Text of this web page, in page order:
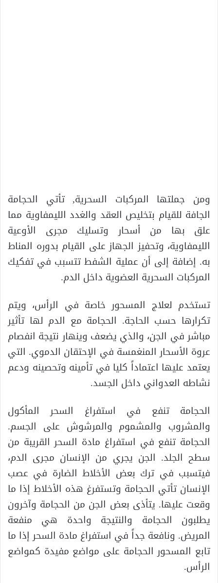
ومن جملتها المركبات السحرية, تأتي الحجامة
الجافة للقيام بتخليص العقد والغدد الليمفاوية مما
علق بها من أسحار وتسليك مجرى الأوعية
الليمفاوية، وتحفيز الجهاز على القيام بدوره المناط
به. إضافة إلى أن عملية الشفط تتسبب في تفكيك
المركبات السحرية العضوية داخل الدم.
تستخدم لعلاج المسحور خاصة في الرأس، ويتم
تكرارها حسب الحاجة. الحجامة مع الدم لها تأثير
مباشر في الجن، والذي يضعف وينهار نتيجة انفصام
عروة الأسحار المنغمسة في الإحتقان الدموي. التي
يعتمد عليها اعتماداً كليا في تأمينه وتحصينه ودعم
نشاطه العدواني داخل الجسد.
الحجامة تنفع في استفراغ السحر المأكول
والمشروب والمشموم والمرشوش على الجسم.
الحجامة تنفع في استفراغ مادة السحر القريبة من
سطح الجلد. الجن يجري من الإنسان مجرى الدم،
فيتسبب في ترك بعض الأخلاط الضارة في عصب
الإنسان تأتي الحجامة وتستفرغ هذه الأخلاط إذا ما
وقعت عليها. يتأذى بعض الجن من الحجامة وآخرون
يطلبون الحجامة والنتيجة واحدة هي منفعة
المريض. ونافعة جداً في استفراغ مادة السحر إذا ما
تابع المسحور الحجامة على مواضع مفيدة كمواضع
الرأس.